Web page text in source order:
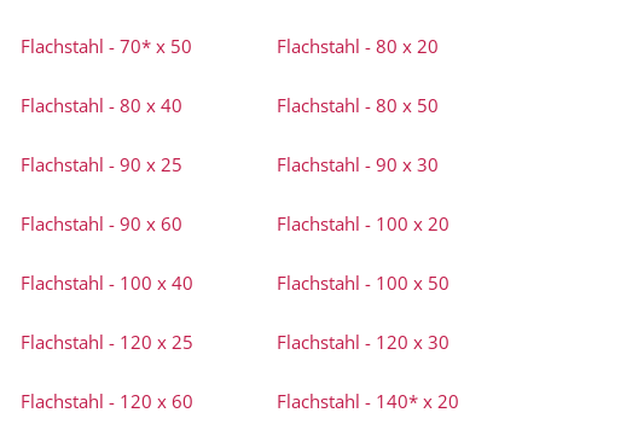
Flachstahl - 70* x 50 Flachstahl - 80 x 20
Flachstahl - 80 x 40 Flachstahl - 80 x 50
Flachstahl - 90 x 25 Flachstahl - 90 x 30
Flachstahl - 90 x 60 Flachstahl - 100 x 20
Flachstahl - 100 x 40 Flachstahl - 100 x 50
Flachstahl - 120 x 25 Flachstahl - 120 x 30
Flachstahl - 120 x 60 Flachstahl - 140* x 20